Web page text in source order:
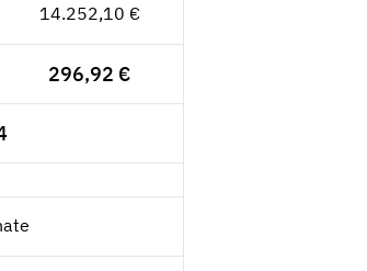
14.252,10 €
296,92 €